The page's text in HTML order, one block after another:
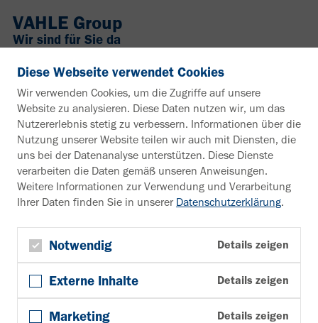
VAHLE Group
Wir sind für Sie da
+49 2307 704-0
info@vahle.de
Paul Vahle GmbH & Co. KG
Westicker Str. 52
59174 Kamen
Deutschland
Interesse an weiteren Infos?
Infomaterial
Newsletter
Newsletter anmelden
Folgen Sie uns
Diese Webseite verwendet Cookies
Wir verwenden Cookies, um die Zugriffe auf unsere
Website zu analysieren. Diese Daten nutzen wir, um das
Nutzererlebnis stetig zu verbessern. Informationen über die
Nutzung unserer Website teilen wir auch mit Diensten, die
uns bei der Datenanalyse unterstützen. Diese Dienste
verarbeiten die Daten gemäß unseren Anweisungen.
Weitere Informationen zur Verwendung und Verarbeitung
Ihrer Daten finden Sie in unserer Datenschutzerklärung.
Notwendig Details zeigen
Externe Inhalte Details zeigen
Marketing Details zeigen